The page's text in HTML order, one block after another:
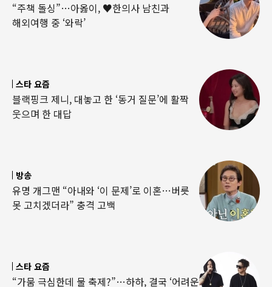
“주책 돌싱”…아옳이, ♥한의사 남친과
해외여행 중 ‘와락’
스타 요즘
블랙핑크 제니, 대놓고 한 ‘동거 질문’에 활짝
웃으며 한 대답
방송
유명 개그맨 “아내와 ‘이 문제’로 이혼…버릇
못 고치겠더라” 충격 고백
스타 요즘
“가뭄 극심한데 물 축제?”…하하, 결국 ‘어려운